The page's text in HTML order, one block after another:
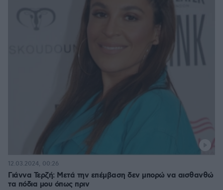
Γιάννα Τερζή: Μετά την επέμβαση δεν μπορώ να αισθανθώ
τα πόδια μου όπως πριν
12.03.2024, 00:26